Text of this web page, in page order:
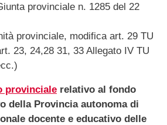
provinciale n. 1285 del 22
provinciale, modifica art. 29 TU
23, 24,28 31, 33 Allegato IV TU
provinciale relativo al fondo
della Provincia autonoma di
docente e educativo delle